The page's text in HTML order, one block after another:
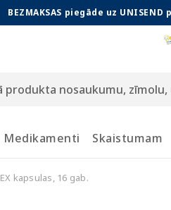
BEZMAKSAS piegāde uz
Medikamenti Skaistumam
kapsulas, 16 gab.